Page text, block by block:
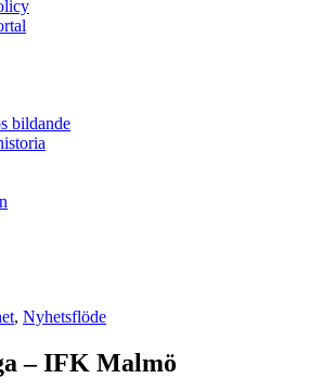
bildande
, Nyhetsflöde
– IFK Malmö